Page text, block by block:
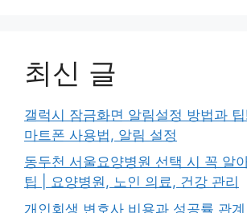
최신 글
갤럭시 잠금화면 알림설정 방법과
마트폰 사용법, 알림 설정
동두천 서울요양병원 선택 시 꼭 알
팁 | 요양병원, 노인 의료, 건강 관리
개인회생 변호사 비용과 성공률 관